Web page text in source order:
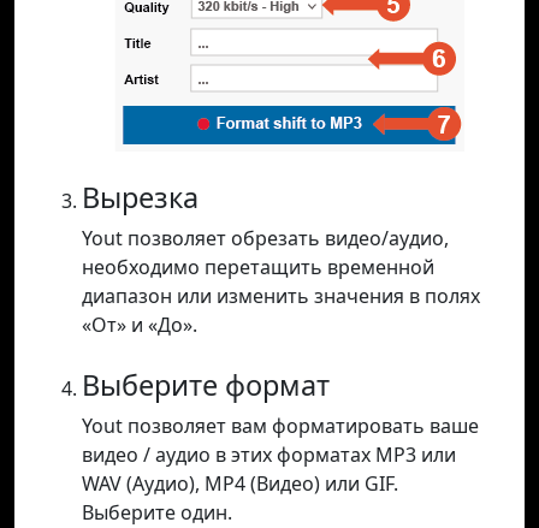
Вырезка
Yout позволяет обрезать видео/аудио,
необходимо перетащить временной
диапазон или изменить значения в полях
«От» и «До».
Выберите формат
Yout позволяет вам форматировать ваше
видео / аудио в этих форматах MP3 или
WAV (Аудио), MP4 (Видео) или GIF.
Выберите один.